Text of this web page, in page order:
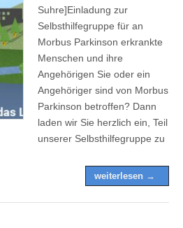
Suhre]Einladung zur
Selbsthilfegruppe für an
Morbus Parkinson erkrankte
Menschen und ihre
Angehörigen Sie oder ein
Angehöriger sind von Morbus
Parkinson betroffen? Dann
laden wir Sie herzlich ein, Teil
unserer Selbsthilfegruppe zu
weiterlesen →